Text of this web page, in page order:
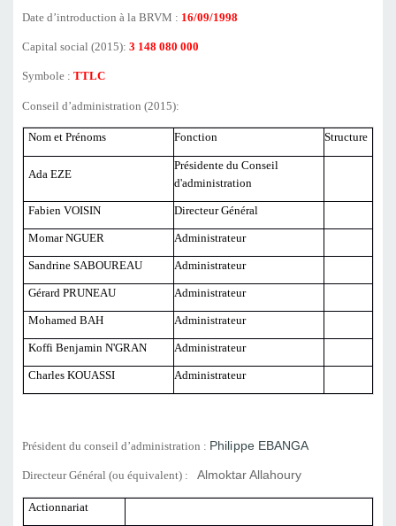
Date d’introduction à la BRVM : 16/09/1998
Capital social (2015): 3 148 080 000
Symbole : TTLC
Conseil d’administration (2015):
Nom et Prénoms Fonction Structure
Ada EZE
Présidente du Conseil
d'administration
Fabien VOISIN Directeur Général
Momar NGUER Administrateur
Sandrine SABOUREAU Administrateur
Gérard PRUNEAU Administrateur
Mohamed BAH Administrateur
Koffi Benjamin N'GRAN Administrateur
Charles KOUASSI Administrateur
Président du conseil d’administration : Philippe EBANGA
Directeur Général (ou équivalent) : Almoktar Allahoury
Actionnariat